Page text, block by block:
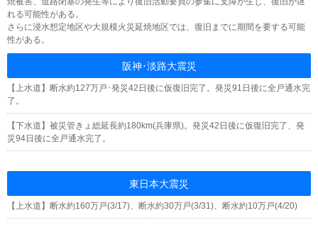
れる可能性がある。
さらに浸水想定地区や大規模火災延焼地区では、復旧までに期間を要する可能
性がある。
阪神･淡路大震災
【上水道】断水約127万戸･発災42日後に仮復旧完了。発災91日後に全戸通水完
了。
【下水道】被災管きょ総延長約180km(兵庫県)。発災42日後に仮復旧完了、発
災94日後に全戸通水完了。
東日本大震災
【上水道】断水約160万戸(3/17)、断水約30万戸(3/31)、断水約10万戸(4/20)